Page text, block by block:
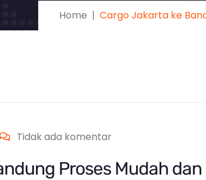
Home Cargo Jakarta ke
Tidak ada komentar
Proses Mudah dan